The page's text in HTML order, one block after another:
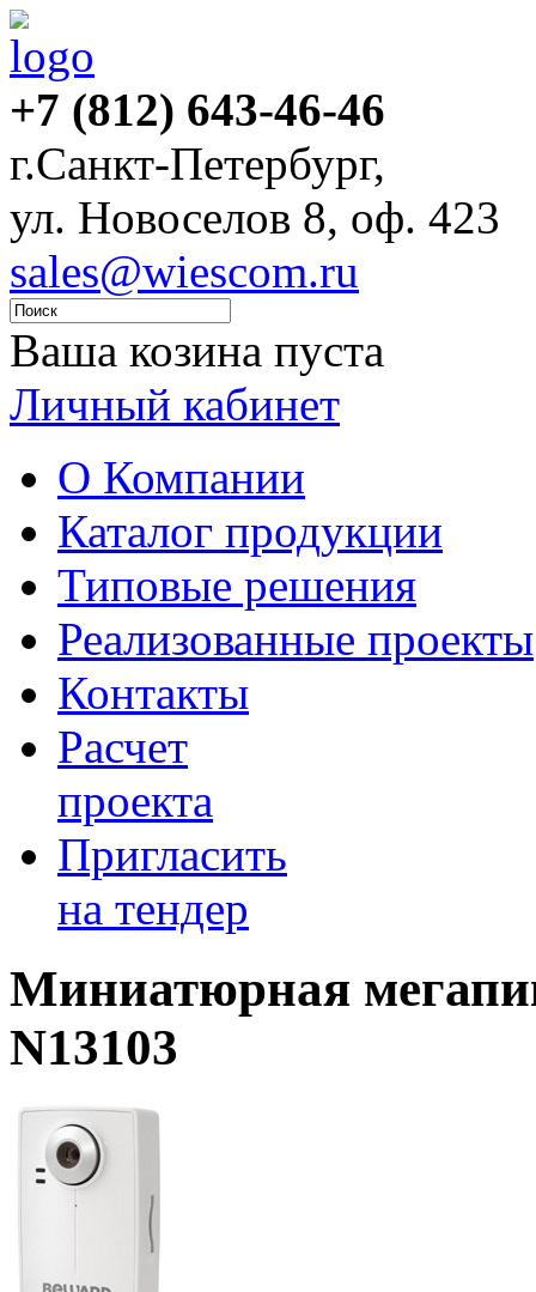
+7 (812) 643-46-46
г.Санкт-Петербург,
ул. Новоселов 8, оф. 423
sales@wiescom.ru
Ваша козина пуста
Личный кабинет
О Компании
Каталог продукции
Типовые решения
Реализованные проекты
Контакты
Расчет
проекта
Пригласить
на тендер
Миниатюрная
N13103